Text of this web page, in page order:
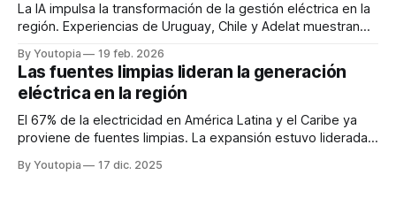
La IA impulsa la transformación de la gestión eléctrica en la
región. Experiencias de Uruguay, Chile y Adelat muestran
By Youtopia 19 feb. 2026
Las fuentes limpias lideran la generación
eléctrica en la región
El 67% de la electricidad en América Latina y el Caribe ya
proviene de fuentes limpias. La expansión estuvo liderada
By Youtopia 17 dic. 2025